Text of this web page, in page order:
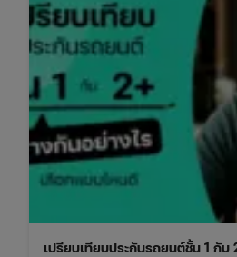
เปรียบเทียบประกันรถยนต์ชั้น 1 กับ